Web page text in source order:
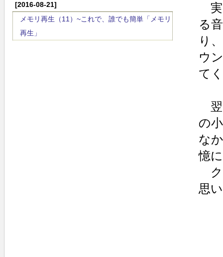
[2016-08-21]
メモリ再生（11）~これで、誰でも簡単「メモリ
再生」
実
る
り
ウ
て
翌
の
な
憶
ク
思